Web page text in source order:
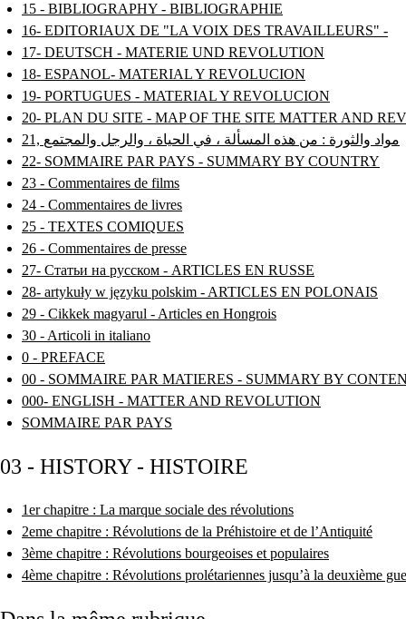
15 - BIBLIOGRAPHY - BIBLIOGRAPHIE
16- EDITORIAUX DE "LA VOIX DES TRAVAILLEURS" -
17- DEUTSCH - MATERIE UND REVOLUTION
18- ESPANOL- MATERIAL Y REVOLUCION
19- PORTUGUES - MATERIAL Y REVOLUCION
20- PLAN DU SITE - MAP OF THE SITE MATTER AND
21, مواد والثورة : من هذه المسألة ، في الحياة ، والرجل والمجتمع
22- SOMMAIRE PAR PAYS - SUMMARY BY COUNTRY
23 - Commentaires de films
24 - Commentaires de livres
25 - TEXTES COMIQUES
26 - Commentaires de presse
27- Статьи на русском - ARTICLES EN RUSSE
28- artykuły w języku polskim - ARTICLES EN POLONAIS
29 - Cikkek magyarul - Articles en Hongrois
30 - Articoli in italiano
0 - PREFACE
00 - SOMMAIRE PAR MATIERES - SUMMARY BY
000- ENGLISH - MATTER AND REVOLUTION
SOMMAIRE PAR PAYS
03 - HISTORY - HISTOIRE
1er chapitre : La marque sociale des révolutions
2eme chapitre : Révolutions de la Préhistoire et de l’Antiquité
3ème chapitre : Révolutions bourgeoises et populaires
4ème chapitre : Révolutions prolétariennes jusqu’à la deuxième